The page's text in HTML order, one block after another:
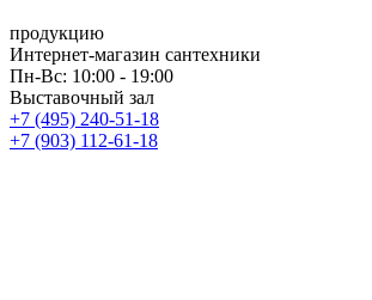
продукцию
Интернет-магазин сантехники
Пн-Вс: 10:00 - 19:00
Выставочный зал
+7 (495) 240-51-18
+7 (903) 112-61-18